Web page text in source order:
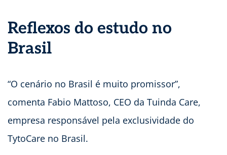
Reflexos do estudo no
Brasil
“O cenário no Brasil é muito promissor”,
comenta Fabio Mattoso, CEO da Tuinda Care,
empresa responsável pela exclusividade do
TytoCare no Brasil.